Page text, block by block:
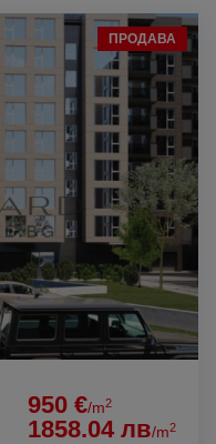
ПРОДАВА
950 €/m2
1858.04 лв/m2